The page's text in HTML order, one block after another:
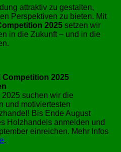
attraktiv zu gestalten,
Perspektiven zu bieten. Mit
2025 setzen wir
in die Zukunft – und in die
Competition 2025
suchen wir die
und motiviertesten
Bis Ende August
Holzhandels anmelden und
einreichen. Mehr Infos
.